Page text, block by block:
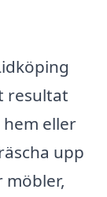
resultat
eller
upp
möbler,